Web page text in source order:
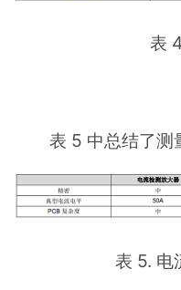
表
表 5 中总结了测
表 5. 电